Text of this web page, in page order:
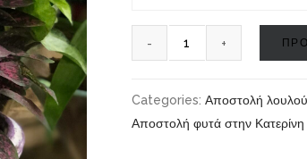
Categories: Αποστολή
Αποστολή φυτά στην Κατερίνη